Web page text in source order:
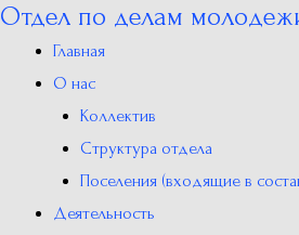
Перейти
содержимому
Отдел по делам
Главная
О нас
Коллектив
Структура отдела
Поселения (входящие в
Деятельность